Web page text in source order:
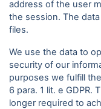
address of the user
the session. The
files.
We use the data to
security of our
purposes we fulfill
6 para. 1 lit. e GDPR.
longer required to